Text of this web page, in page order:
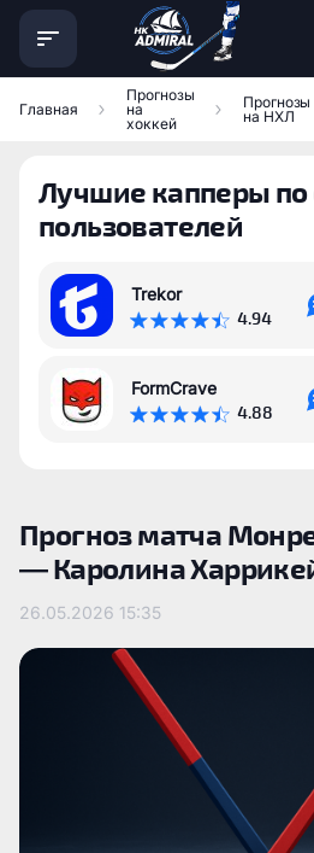
Главная
Прогнозы
на
хоккей
Прогнозы
на НХЛ
Лучшие капперы
пользователей
Trekor
4.94
FormCrave
4.88
Прогноз матча
— Каролина
26.05.2026 15:35